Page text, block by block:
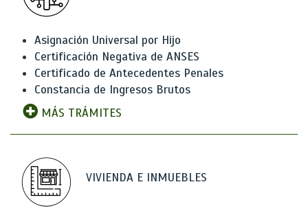
Asignación Universal por Hijo
Certificación Negativa de ANSES
Certificado de Antecedentes Penales
Constancia de Ingresos Brutos
MÁS TRÁMITES
VIVIENDA E INMUEBLES